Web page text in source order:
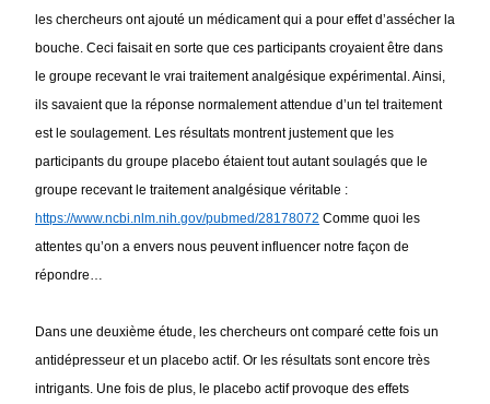
les chercheurs ont ajouté un médicament qui a pour effet d’assécher la
bouche. Ceci faisait en sorte que ces participants croyaient être dans
le groupe recevant le vrai traitement analgésique expérimental. Ainsi,
ils savaient que la réponse normalement attendue d’un tel traitement
est le soulagement. Les résultats montrent justement que les
participants du groupe placebo étaient tout autant soulagés que le
https://www.ncbi.nlm.nih.gov/pubmed/28178072 Comme quoi les
attentes qu’on a envers nous peuvent influencer notre façon de
répondre…
Dans une deuxième étude, les chercheurs ont comparé cette fois un
antidépresseur et un placebo actif. Or les résultats sont encore très
intrigants. Une fois de plus, le placebo actif provoque des effets